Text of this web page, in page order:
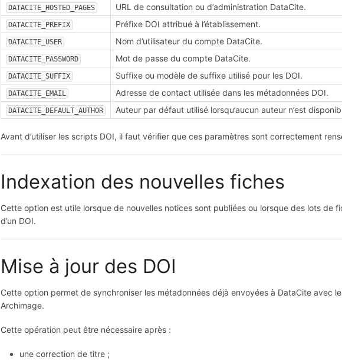
DATACITE_HOSTED_PAGES URL de consultation ou d’administration DataCite.
DATACITE_PREFIX Préfixe DOI attribué à l’établissement.
DATACITE_USER Nom d’utilisateur du compte DataCite.
DATACITE_PASSWORD Mot de passe du compte DataCite.
DATACITE_SUFFIX Suffixe ou modèle de suffixe utilisé pour les DOI.
DATACITE_EMAIL Adresse de contact utilisée dans les métadonnées DOI.
DATACITE_DEFAULT_AUTHOR Auteur par défaut utilisé lorsqu’aucun auteur n’est
Avant d’utiliser les scripts DOI, il faut vérifier que ces paramètres sont correctement
Indexation des nouvelles fiches
Cette option est utile lorsque de nouvelles notices sont publiées ou lorsque des lots de
d’un DOI.
Mise à jour des DOI
Cette option permet de synchroniser les métadonnées déjà envoyées à DataCite avec
Archimage.
Cette opération peut être nécessaire après :
une correction de titre ;